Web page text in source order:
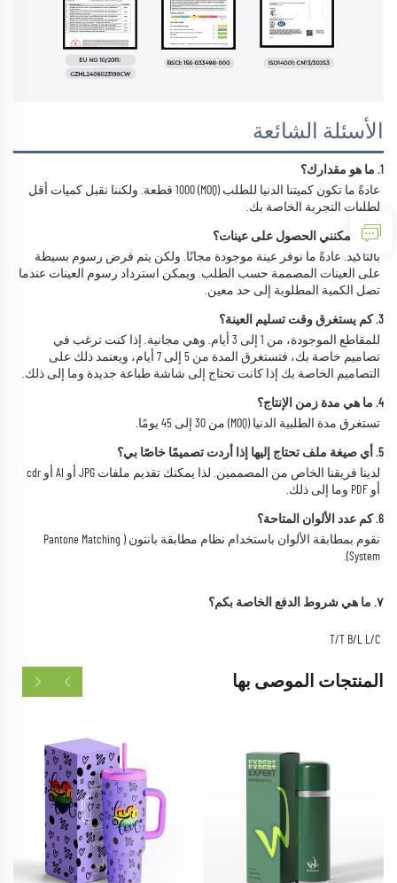
الأسئلة الشائعة
1. ما هو مقدارك؟
لطلبات التجربة الخاصة بك.
2. هل يمكنني الحصول على عينات؟
تصل الكمية المطلوبة إلى حد معين.
3. كم يستغرق وقت تسليم العينة؟
التصاميم الخاصة بك إذا كانت تحتاج إلى شاشة طباعة جديدة وما إلى ذلك.
4. ما هي مدة زمن الإنتاج؟
تستغرق مدة الطلبية الدنيا (MOQ) من 30 إلى 45 يومًا.
5. أي صيغة ملف تحتاج إليها إذا أردت تصميمًا خاصًا بي؟
أو PDF وما إلى ذلك.
6. كم عدد الألوان المتاحة؟
نقوم بمطابقة الألوان باستخدام نظام مطابقة بانتون (Pantone Matching
System).
٧. ما هي شروط الدفع الخاصة بكم؟
T/T B/L L/C
المنتجات الموصى بها